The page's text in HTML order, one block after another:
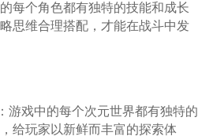
每个角色都有独特的技能和成长
思维合理搭配，才能在战斗中发
游戏中的每个次元世界都有独特的
给玩家以新鲜而丰富的探索体